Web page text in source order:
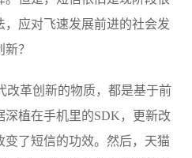
应对飞速发展前进的社会发
？
改革创新的物质，都是基于前
深植在手机里的SDK，更新改
了短信的功效。然后，天猫